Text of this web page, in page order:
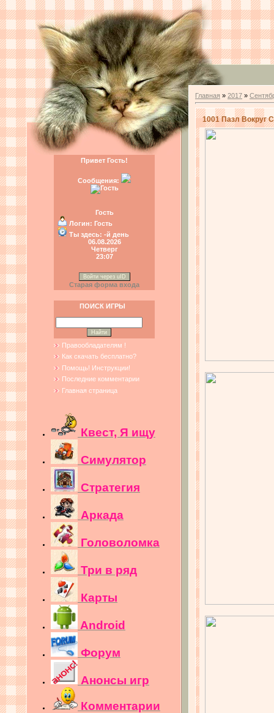
Привет Гость!
Сообщения:
Гость
Логин: Гость
Ты здесь: -й день
06.08.2026
Четверг
23:07
Войти через uID
Старая форма входа
ПОИСК ИГРЫ
Правообладателям !
Как скачать бесплатно?
Помощь! Инструкции!
Последние комментарии
Главная страница
Квест, Я ищу
Симулятор
Стратегия
Аркада
Головоломка
Три в ряд
Карты
Android
Форум
Анонсы игр
Комментарии
Главная » 2017 »
1001 Пазл Вокруг